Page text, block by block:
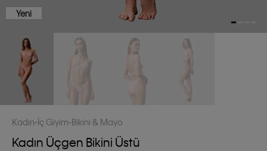
Yeni
Kadın İç Giyim Bikini & Mayo
Kadın Üçgen Bikini Üstü